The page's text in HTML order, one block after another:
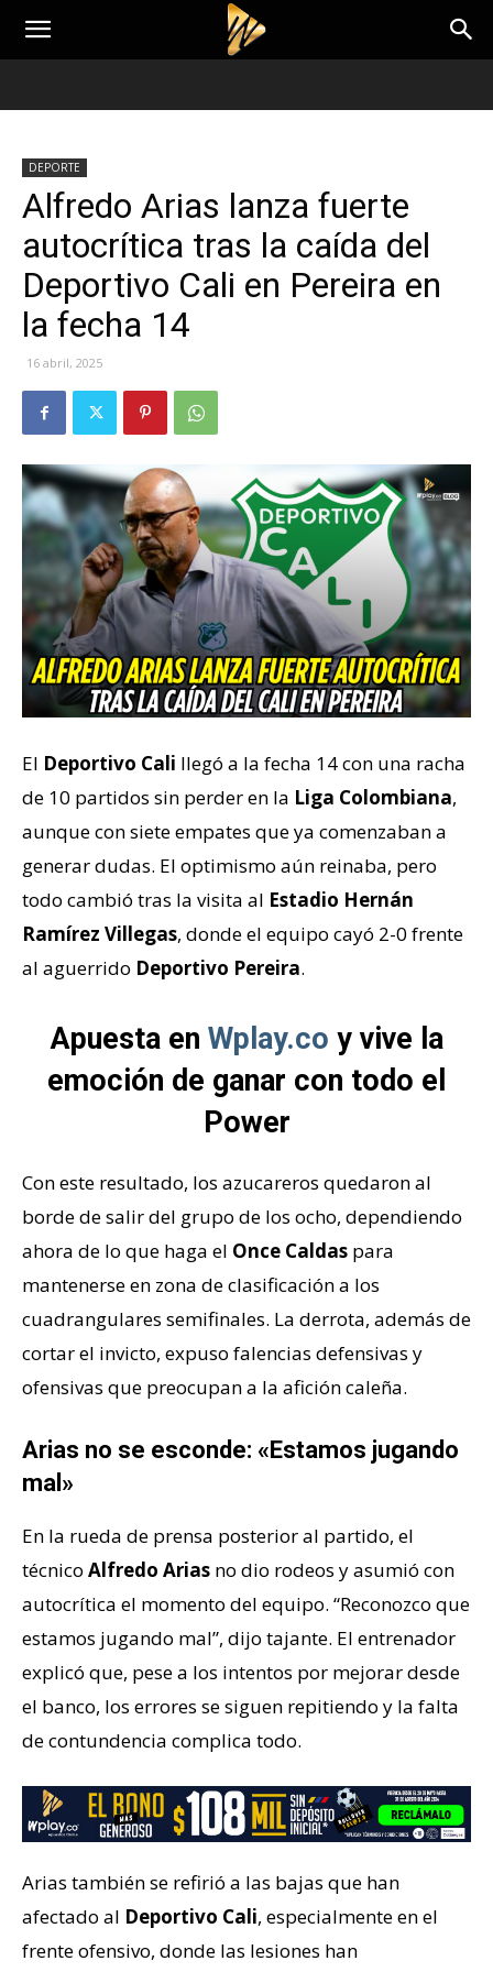
DEPORTE
Alfredo Arias lanza fuerte
autocrítica tras la caída del
Deportivo Cali en Pereira en
la fecha 14
16 abril, 2025
El Deportivo Cali llegó a la fecha 14 con una racha
de 10 partidos sin perder en la Liga Colombiana,
aunque con siete empates que ya comenzaban a
generar dudas. El optimismo aún reinaba, pero
todo cambió tras la visita al Estadio Hernán
Ramírez Villegas, donde el equipo cayó 2-0 frente
al aguerrido Deportivo Pereira.
Apuesta en Wplay.co y vive la
emoción de ganar con todo el
Power
Con este resultado, los azucareros quedaron al
borde de salir del grupo de los ocho, dependiendo
ahora de lo que haga el Once Caldas para
mantenerse en zona de clasificación a los
cuadrangulares semifinales. La derrota, además de
cortar el invicto, expuso falencias defensivas y
ofensivas que preocupan a la afición caleña.
Arias no se esconde: «Estamos jugando
mal»
En la rueda de prensa posterior al partido, el
técnico Alfredo Arias no dio rodeos y asumió con
autocrítica el momento del equipo. “Reconozco que
estamos jugando mal”, dijo tajante. El entrenador
explicó que, pese a los intentos por mejorar desde
el banco, los errores se siguen repitiendo y la falta
de contundencia complica todo.
Arias también se refirió a las bajas que han
afectado al Deportivo Cali, especialmente en el
frente ofensivo, donde las lesiones han